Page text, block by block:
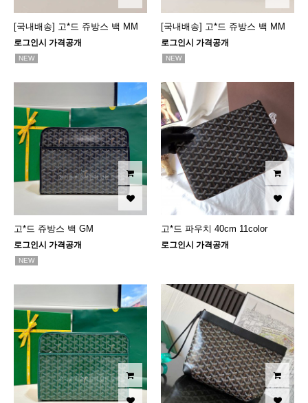
[국내배송] 고*드 쥬방스 백 MM
로그인시 가격공개
NEW
[국내배송] 고*드 쥬방스 백 MM
로그인시 가격공개
NEW
고*드 쥬방스 백 GM
로그인시 가격공개
NEW
고*드 파우치 40cm 11color
로그인시 가격공개